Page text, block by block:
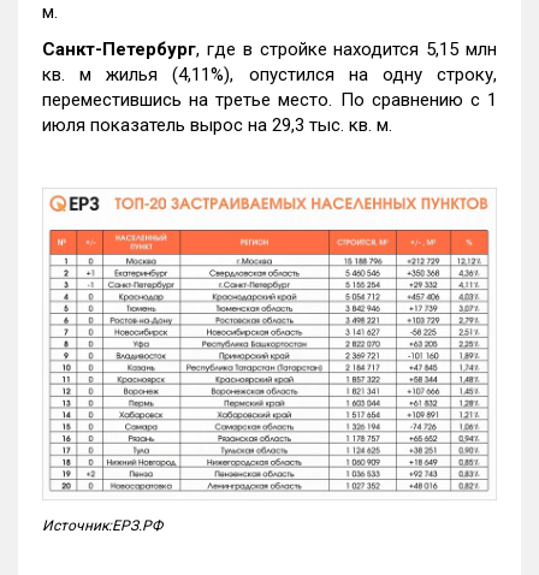
м.
Санкт-Петербург, где в стройке находится 5,15 млн
кв. м жилья (4,11%), опустился на одну строку,
переместившись на третье место. По сравнению с 1
июля показатель вырос на 29,3 тыс. кв. м.
Источник:ЕРЗ.РФ